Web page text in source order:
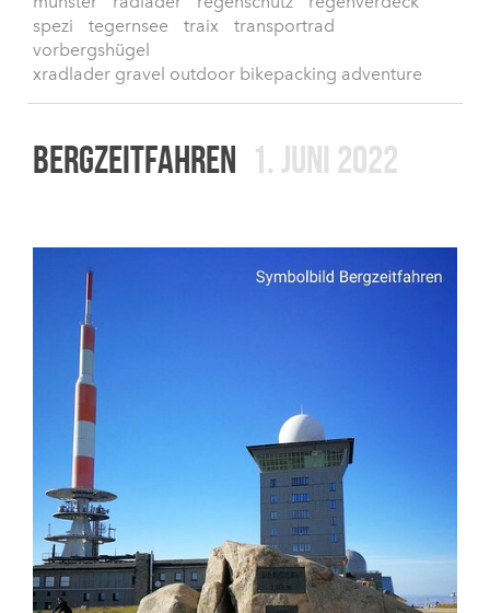
spezi
tegernsee traix
transportrad
vorbergshügel
xradlader gravel outdoor bikepacking adventure
BERGZEITFAHREN 1. JUNI 2022